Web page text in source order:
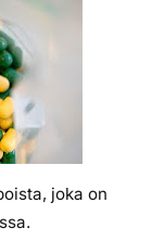
joka on